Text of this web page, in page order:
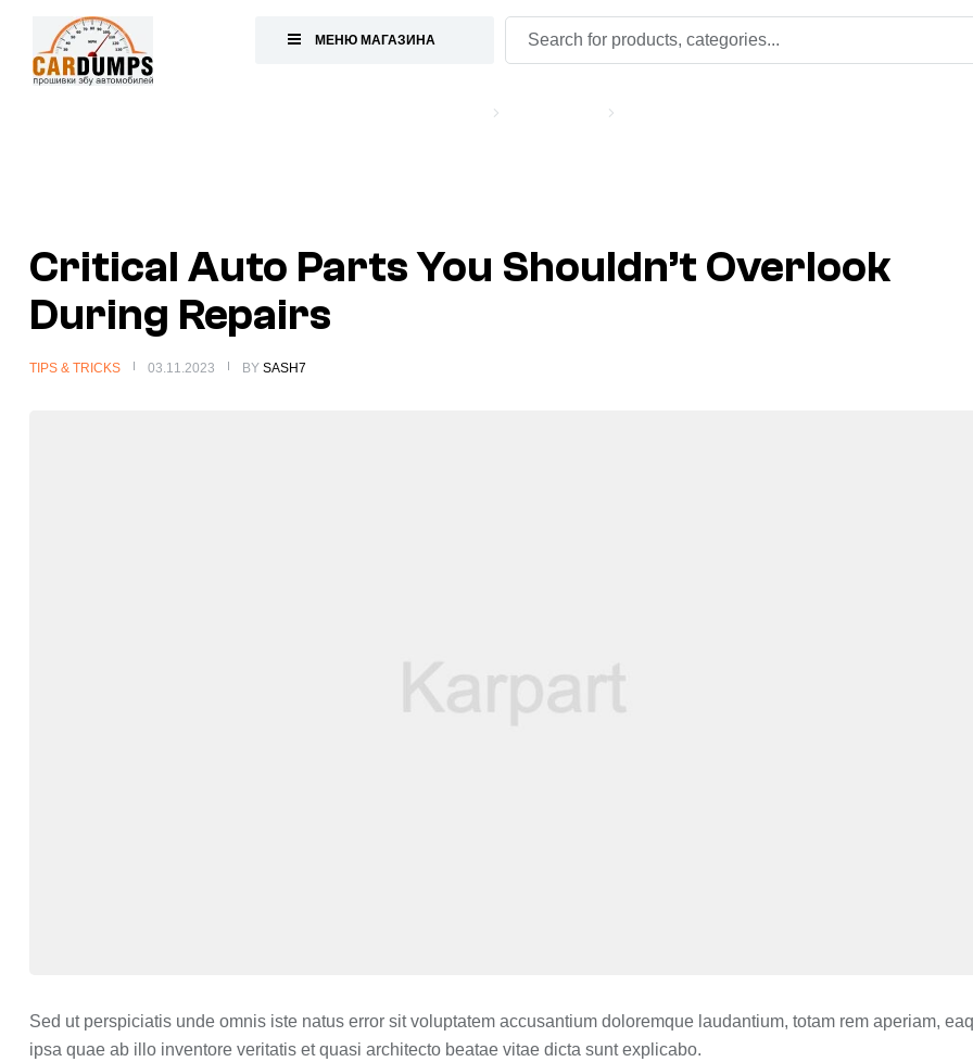
МЕНЮ МАГАЗИНА
Critical Auto Parts You Shouldn’t Overlook
During Repairs
TIPS & TRICKS 03.11.2023 BY SASH7
Sed ut perspiciatis unde omnis iste natus error sit voluptatem accusantium doloremque laudantium, totam rem aperiam,
ipsa quae ab illo inventore veritatis et quasi architecto beatae vitae dicta sunt explicabo.